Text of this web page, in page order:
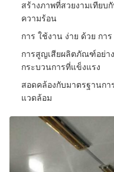
สร้างภาพที่สวยงามเทียบ
ความร้อน
การ ใช้งาน ง่าย ด้วย กา
การสูญเสียผลิตภัณฑ์อย่า
กระบวนการที่แข็งแรง
สอดคล้องกับมาตรฐานกา
แวดล้อม